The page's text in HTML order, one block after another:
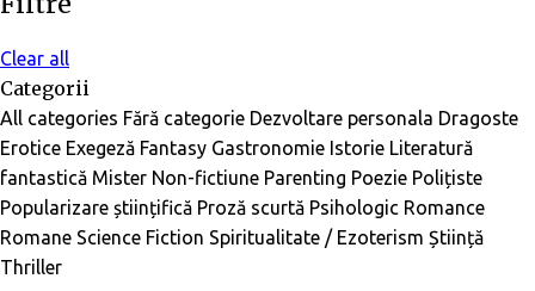
Clear all
Categorii
All categories Fără categorie Dezvoltare personala Dragoste
Erotice Exegeză Fantasy Gastronomie Istorie Literatură
fantastică Mister Non-fictiune Parenting Poezie Polițiste
Popularizare științifică Proză scurtă Psihologic Romance
Romane Science Fiction Spiritualitate / Ezoterism Știință
Thriller